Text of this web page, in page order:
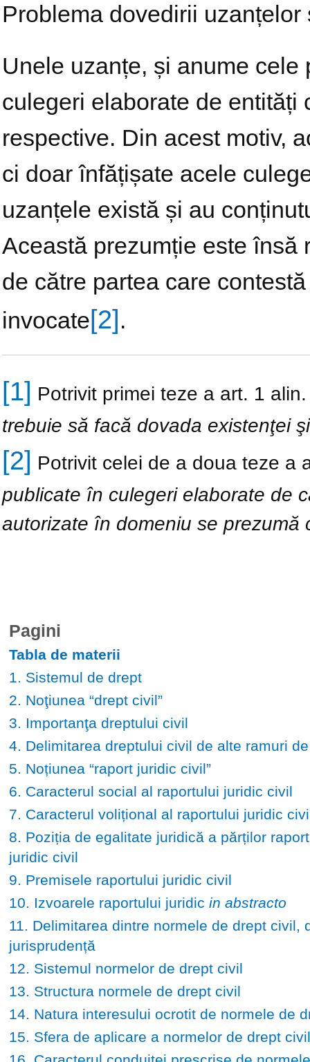
Problema dovedirii
Unele uzanțe, și anume
culegeri elaborate de entități
respective. Din acest motiv,
ci doar înfățișate acele
uzanțele există și au
Această prezumție este însă
de către partea care
invocate[2].
[1] Potrivit primei teze a art. 1
trebuie să facă dovada existenţei
[2] Potrivit celei de a doua teze a
publicate în culegeri elaborate de
autorizate în domeniu se
Pagini
Tabla de materii
1. Sistemul de drept
2. Noţiunea “drept civil”
3. Importanţa dreptului civil
4. Delimitarea dreptului civil de alte ramuri
5. Noțiunea “raport juridic civil”
6. Caracterul social al raportului juridic civil
7. Caracterul volițional al raportului juridic
8. Poziția de egalitate juridică a părților
juridic civil
9. Premisele raportului juridic civil
10. Izvoarele raportului juridic in abstracto
11. Delimitarea dintre normele de drept civil,
jurisprudență
12. Sistemul normelor de drept civil
13. Structura normele de drept civil
14. Natura interesului ocrotit de normele de
15. Sfera de aplicare a normelor de drept civil